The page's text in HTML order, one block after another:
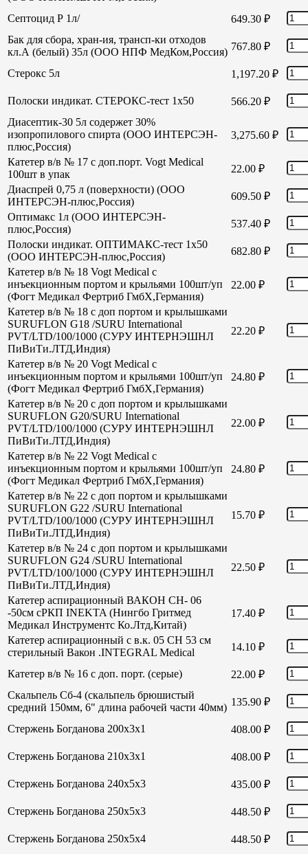
Септоцид Р 1л/
649.30 ₽
Бак для сбора, хран-ия, трансп-ки отходов
кл.А (белый) 35л (ООО НПФ МедКом,Россия) 767.80 ₽
Стерокс 5л 1,197.20 ₽
Полоски индикат. СТЕРОКС-тест 1х50 566.20 ₽
Диасептик-30 5л содержет 30%
изопропилового спирта (ООО ИНТЕРСЭН-
плюс,Россия)
3,275.60 ₽
Катетер в/в № 17 с доп.порт. Vogt Medical
100шт в упак
22.00 ₽
Диаспрей 0,75 л (поверхности) (ООО
ИНТЕРСЭН-плюс,Россия)
609.50 ₽
Оптимакс 1л (ООО ИНТЕРСЭН-
плюс,Россия)
537.40 ₽
Полоски индикат. ОПТИМАКС-тест 1х50
(ООО ИНТЕРСЭН-плюс,Россия)
682.80 ₽
Катетер в/в № 18 Vogt Medical с
инъекционным портом и крыльями 100шт/уп
(Фогт Медикал Фертриб ГмбХ,Германия)
22.00 ₽
Катетер в/в № 18 с доп портом и крылышками
SURUFLON G18 /SURU International
PVT/LTD/100/1000 (СУРУ ИНТЕРНЭШНЛ
ПиВиТи.ЛТД,Индия)
22.20 ₽
Катетер в/в № 20 Vogt Medical с
инъекционным портом и крыльями 100шт/уп
(Фогт Медикал Фертриб ГмбХ,Германия)
24.80 ₽
Катетер в/в № 20 с доп портом и крылышками
SURUFLON G20/SURU International
PVT/LTD/100/1000 (СУРУ ИНТЕРНЭШНЛ
ПиВиТи.ЛТД,Индия)
22.00 ₽
Катетер в/в № 22 Vogt Medical с
инъекционным портом и крыльями 100шт/уп
(Фогт Медикал Фертриб ГмбХ,Германия)
24.80 ₽
Катетер в/в № 22 с доп портом и крылышками
SURUFLON G22 /SURU International
PVT/LTD/100/1000 (СУРУ ИНТЕРНЭШНЛ
ПиВиТи.ЛТД,Индия)
15.70 ₽
Катетер в/в № 24 с доп портом и крылышками
SURUFLON G24 /SURU International
PVT/LTD/100/1000 (СУРУ ИНТЕРНЭШНЛ
ПиВиТи.ЛТД,Индия)
22.50 ₽
Катетер аспирационный ВАКОН СН- 06
-50см сРКП INEKTA (Нингбо Гритмед
Медикал Инструментс Ко.Лтд,Китай)
17.40 ₽
Катетер аспирационный с в.к. 05 СН 53 см
стерильный Вакон .INTEGRAL Medical
14.10 ₽
Катетер в/в № 16 с доп. порт. (серые) 22.00 ₽
Скальпель Сб-4 (скальпель брюшистый
средний 150мм, 6" длина рабочей части 40мм) 135.90 ₽
Стержень Богданова 200х3х1 408.00 ₽
Стержень Богданова 210х3х1 408.00 ₽
Стержень Богданова 240х5х3 435.00 ₽
Стержень Богданова 250х5х3 448.50 ₽
Стержень Богданова 250х5х4 448.50 ₽